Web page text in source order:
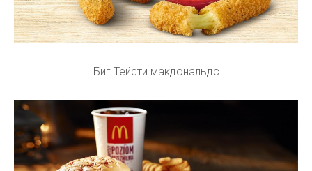
Биг Тейсти макдональдс